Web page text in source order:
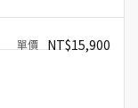
NT$15,900